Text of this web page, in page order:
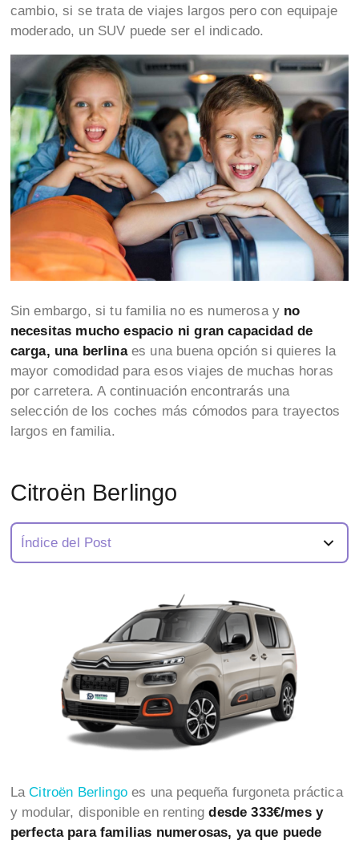
cambio, si se trata de viajes largos pero con equipaje
moderado, un SUV puede ser el indicado.
Sin embargo, si tu familia no es numerosa y no
necesitas mucho espacio ni gran capacidad de
carga, una berlinaes una buena opción si quieres la
mayor comodidad para esos viajes de muchas horas
por carretera. A continuación encontrarás una
selección de los coches más cómodos para trayectos
largos en familia.
Citroën Berlingo
Índice del Post
LaCitroën Berlingo es una pequeña furgoneta práctica
y modular, disponible en rentingdesde 333€/mes y
perfecta para familias numerosas, ya que puede